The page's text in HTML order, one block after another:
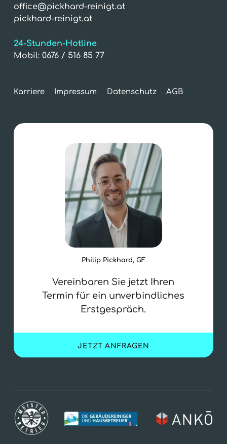
office@pickhard-reinigt.at
pickhard-reinigt.at
24-Stunden-Hotline
Mobil:0676 / 516 85 77
Karriere Impressum Datenschutz AGB
Philip Pickhard, GF
Vereinbaren Sie jetzt Ihren
Termin für ein unverbindliches
Erstgespräch.
JETZT ANFRAGEN